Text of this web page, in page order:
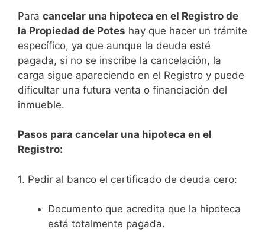
Para cancelar una hipoteca en el Registro de
la Propiedad de Potes hay que hacer un trámite
específico, ya que aunque la deuda esté
pagada, si no se inscribe la cancelación, la
carga sigue apareciendo en el Registro y puede
dificultar una futura venta o financiación del
inmueble.
Pasos para cancelar una hipoteca en el
Registro:
1. Pedir al banco el certificado de deuda cero:
Documento que acredita que la hipoteca
está totalmente pagada.